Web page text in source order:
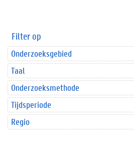
Filter op
Onderzoeksgebied
Taal
Onderzoeksmethode
Tijdsperiode
Regio